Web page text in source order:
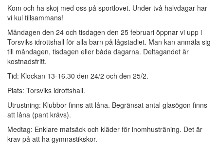
Kom och ha skoj med oss på sportlovet. Under två halvdagar har
vi kul tillsammans!
Måndagen den 24 och tisdagen den 25 februari öppnar vi upp i
Torsviks idrottshall för alla barn på lågstadiet. Man kan anmäla sig
till måndagen, tisdagen eller båda dagarna. Deltagandet är
kostnadsfritt.
Tid: Klockan 13-16.30 den 24/2 och den 25/2.
Plats: Torsviks idrottshall.
Utrustning: Klubbor finns att låna. Begränsat antal glasögon finns
att låna (pant krävs).
Medtag: Enklare matsäck och kläder för inomhusträning. Det är
krav på att ha gymnastikskor.